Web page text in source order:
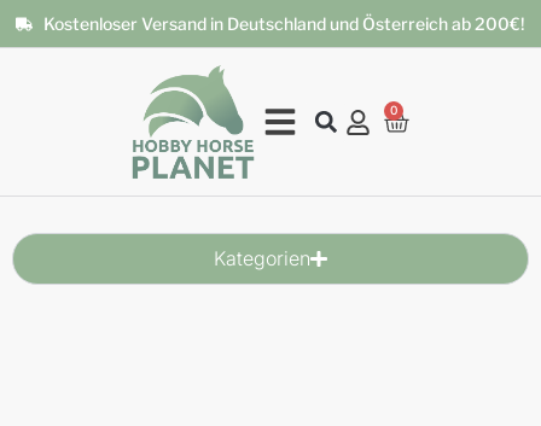
Kostenloser Versand in Deutschland und Österreich ab 200€!
0
Kategorien